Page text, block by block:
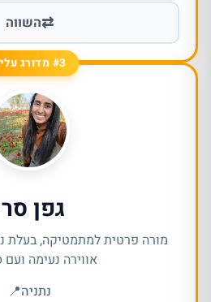
⇄השווה
#3 מדורג עליון
גפן
מורה פרטית למתמטיקה, בעלת
אווירה נעימה ועם
נתניה📍